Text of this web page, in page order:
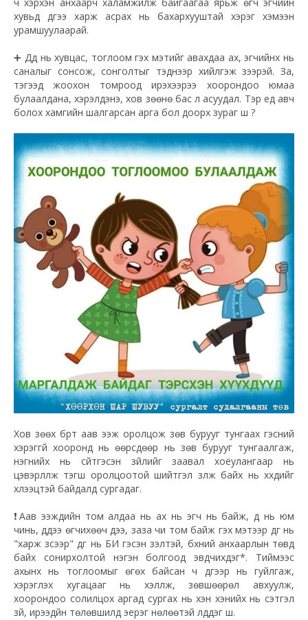
хувьд дүүгээ харж асрах нь бахархууштай хэрэг хэмээн
урамшуулаарай.
➕ Дүүд нь хувцас, тоглоом гэх мэтийг авахдаа ах, эгчийнх нь
саналыг сонсож, сонголтыг тэднээр хийлгэж үзээрэй. За,
тэгээд жоохон томроод ирэхээрээ хоорондоо юмаа
булаалдана, хэрэлдэнэ, хов зөөнө бас л асуудал. Тэр үед авч
болох хамгийн шалгарсан арга бол доорх зураг шүү ?
Хов зөөх бүрт аав ээж оролцож зөв бурууг тунгаах гэсний
хэрэггүй хооронд нь өөрсдөөр нь зөв бурууг тунгаалгаж,
нэгнийх нь сүйтгэсэн зүйлийг заавал хоёулангаар нь
цэвэрлүүлж тэгш оролцоотой шийтгэл үзүүлж байх нь хүүхдийг
хүлээцтэй байдалд сургадаг.
❗ Аав ээжүүдийн том алдаа нь ах нь эгч нь байж, дүү нь юм
чинь, дүүдээ өгчихөөч дээ, заза чи том байж гэх мэтээр дүүг нь
"харж үзсээр" дүүг нь БИ гэсэн үзэлтэй, бүхний анхаарлын төвд
байх сонирхолтой нэгэн болгоод эвдчихдэг*. Тиймээс
ахынх нь тоглоомыг өгөх байсан ч дүүгээр нь гуйлгаж,
хэрэглэх хугацааг нь хэлүүлж, зөвшөөрөл авхуулж,
хоорондоо солилцох аргад сургах нь хэн хэнийх нь сэтгэл
зүй, ирээдүйн төлөвшилд эерэг нөлөөтэй үлддэг шүү.